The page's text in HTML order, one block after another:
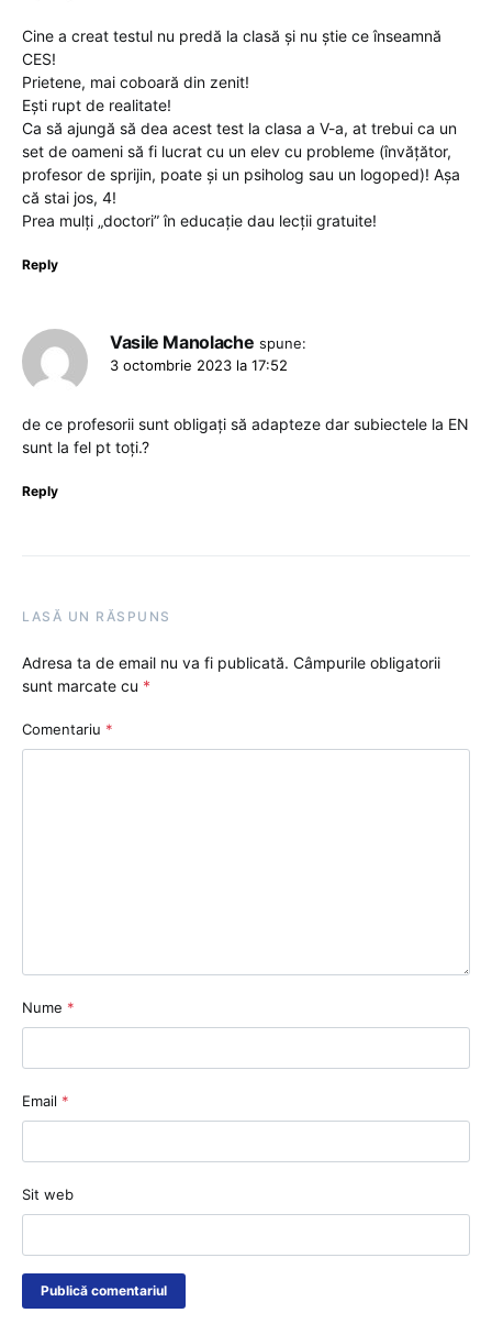
Cine a creat testul nu predă la clasă și nu știe ce înseamnă
CES!
Prietene, mai coboară din zenit!
Ești rupt de realitate!
Ca să ajungă să dea acest test la clasa a V-a, at trebui ca un
set de oameni să fi lucrat cu un elev cu probleme (învățător,
profesor de sprijin, poate şi un psiholog sau un logoped)! Așa
că stai jos, 4!
Prea mulți „doctori” în educație dau lecții gratuite!
Reply
Vasile Manolache spune:
3 octombrie 2023 la 17:52
de ce profesorii sunt obligați să adapteze dar subiectele la EN
sunt la fel pt toți.?
Reply
LASĂ UN RĂSPUNS
Adresa ta de email nu va fi publicată. Câmpurile obligatorii
sunt marcate cu *
Comentariu *
Nume *
Email *
Sit web